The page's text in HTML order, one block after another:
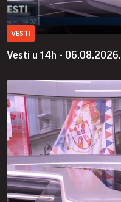
VESTI
Vesti u 14h - 06.08.2026.